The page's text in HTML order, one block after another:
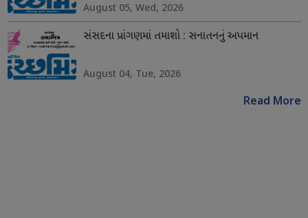
August 05, Wed, 2026
સંસદના પ્રાંગણમાં તમાશો : સનાતનનું અપમાન
August 04, Tue, 2026
Read More